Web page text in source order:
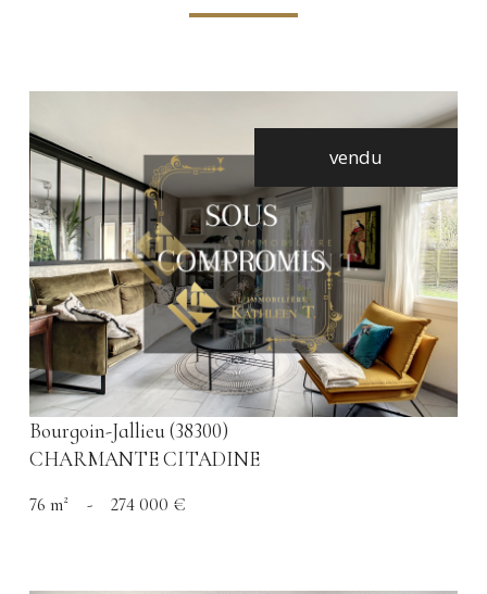
vendu
voir le bien
Bourgoin-Jallieu (38300)
CHARMANTE CITADINE
76 m² - 274 000 €